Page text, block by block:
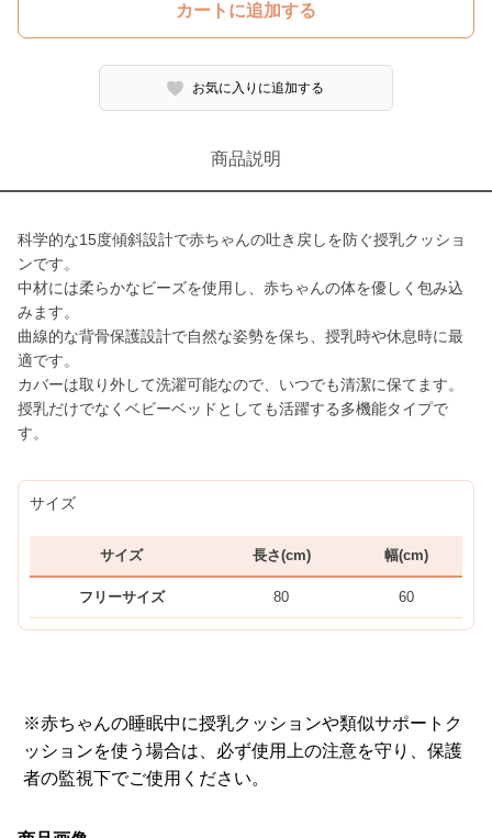
カートに追加する
お気に入りに追加する
商品説明
科学的な15度傾斜設計で赤ちゃんの吐き戻しを防ぐ授乳クッショ
ンです。
中材には柔らかなビーズを使用し、赤ちゃんの体を優しく包み込
みます。
曲線的な背骨保護設計で自然な姿勢を保ち、授乳時や休息時に最
適です。
カバーは取り外して洗濯可能なので、いつでも清潔に保てます。
授乳だけでなくベビーベッドとしても活躍する多機能タイプで
す。
サイズ
サイズ 長さ(cm) 幅(cm)
フリーサイズ 80 60
※赤ちゃんの睡眠中に授乳クッションや類似サポートク
ッションを使う場合は、必ず使用上の注意を守り、保護
者の監視下でご使用ください。